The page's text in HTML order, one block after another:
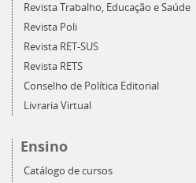
Revista Trabalho, Educação e Saúde
Revista Poli
Revista RET-SUS
Revista RETS
Conselho de Política Editorial
Livraria Virtual
Ensino
Catálogo de cursos